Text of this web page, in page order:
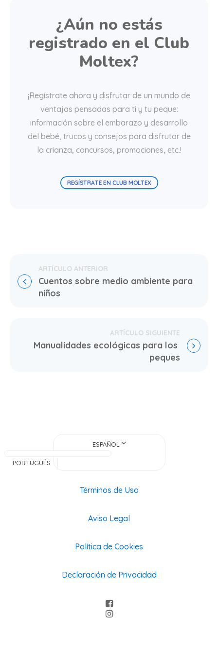
¿Aún no estás
registrado en el Club
Moltex?
¡Regístrate ahora y disfrutar de un mundo de
ventajas pensadas para ti y tu peque:
información sobre el embarazo y desarrollo
del bebé, trucos y consejos para disfrutar de
la crianza, concursos, promociones, etc.!
REGÍSTRATE EN CLUB MOLTEX
Cuentos sobre medio ambiente para
niños
Manualidades ecológicas para los
peques
ESPAÑOL
PORTUGUÊS
Términos de Uso
Aviso Legal
Política de Cookies
Declaración de Privacidad